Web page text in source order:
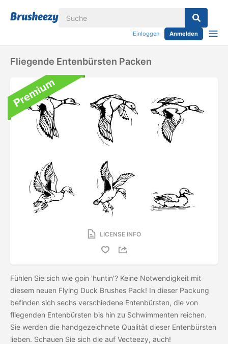
Einloggen Anmelden
Fliegende Entenbürsten Packen
LICENSE INFO
Fühlen Sie sich wie goin 'huntin'? Keine Notwendigkeit mit
diesem neuen Flying Duck Brushes Pack! In dieser Packung
befinden sich sechs verschiedene Entenbürsten, die von
fliegenden Entenbürsten bis hin zu Schwimmenten reichen.
Sie werden die handgezeichnete Qualität dieser Entenbürsten
lieben. Schauen Sie sich die auf Vecteezy, auch!